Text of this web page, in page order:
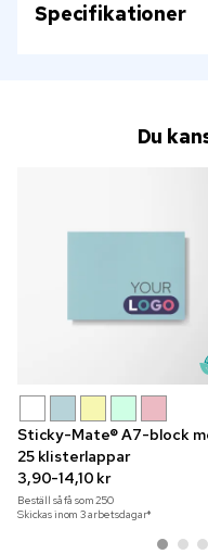
Specifikationer
Du
Sticky-Mate® A7-block
25 klisterlappar
3,90-14,10 kr
Beställ så få som250
Skickas inom 3 arbetsdagar*